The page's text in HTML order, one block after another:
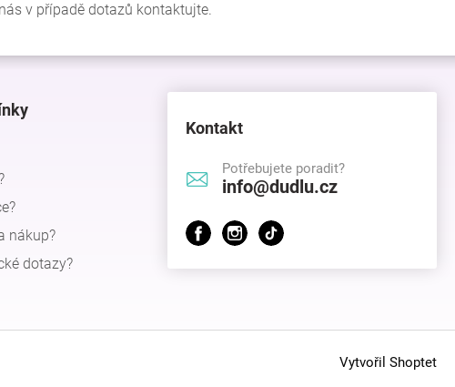
nákup?
dotazy?
Kontakt
Potřebujete poradit?
info@dudlu.cz
Vytvořil Shoptet